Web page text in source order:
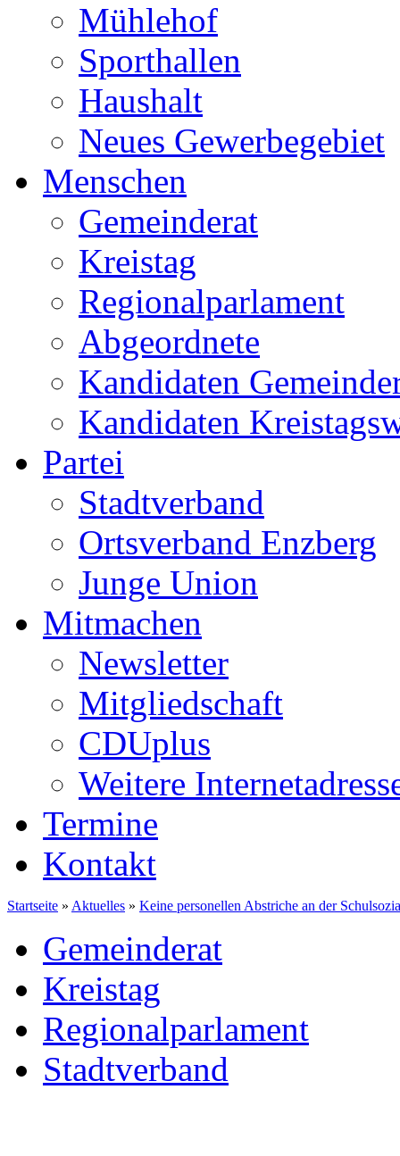
Mühlehof
Sporthallen
Haushalt
Neues Gewerbegebiet
Menschen
Gemeinderat
Kreistag
Regionalparlament
Abgeordnete
Kandidaten
Kandidaten
Partei
Stadtverband
Ortsverband Enzberg
Junge Union
Mitmachen
Newsletter
Mitgliedschaft
CDUplus
Weitere
Termine
Kontakt
Startseite » Aktuelles » Keine personellen Abstriche an der
Gemeinderat
Kreistag
Regionalparlament
Stadtverband